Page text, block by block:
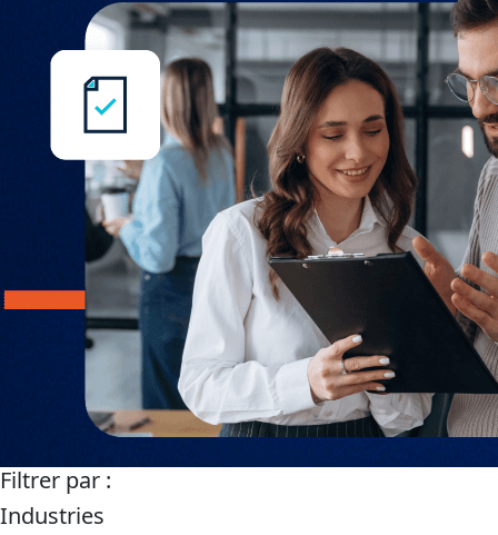
Filtrer par :
Industries